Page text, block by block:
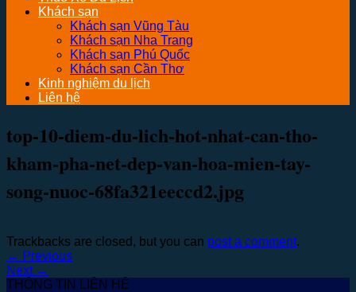
Khách sạn
Khách sạn Vũng Tàu
Khách sạn Nha Trang
Khách sạn Phú Quốc
Khách sạn Cần Thơ
Kinh nghiệm du lịch
Liên hệ
top-10-diem-du-lich-hot-nhat-can-tho-
kham-pha-net-dep-van-hoa-mien-tay-
song-nuoc-68fa321eeccd2.jpg
Trackbacks are closed, but you can post a comment.
← Previous
Next →
THÔNG TIN LIÊN HỆ